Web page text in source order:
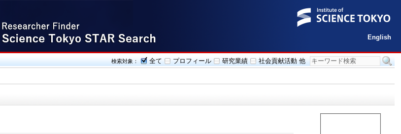
English
検索対象： 全て プロフィール 研究業績 社会貢献活動 他